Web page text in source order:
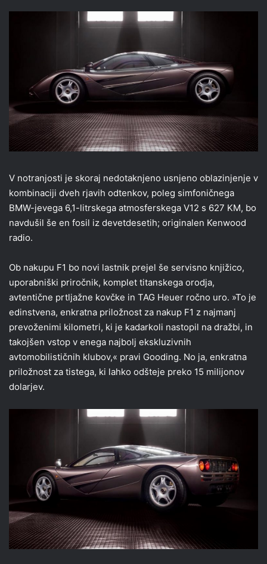
V notranjosti je skoraj nedotaknjeno usnjeno oblazinjenje v
kombinaciji dveh rjavih odtenkov, poleg simfoničnega
BMW-jevega 6,1-litrskega atmosferskega V12 s 627 KM, bo
navdušil še en fosil iz devetdesetih; originalen Kenwood
radio.
Ob nakupu F1 bo novi lastnik prejel še servisno knjižico,
uporabniški priročnik, komplet titanskega orodja,
avtentične prtljažne kovčke in TAG Heuer ročno uro. »To je
edinstvena, enkratna priložnost za nakup F1 z najmanj
prevoženimi kilometri, ki je kadarkoli nastopil na dražbi, in
takojšen vstop v enega najbolj ekskluzivnih
avtomobilističnih klubov,« pravi Gooding. No ja, enkratna
priložnost za tistega, ki lahko odšteje preko 15 milijonov
dolarjev.